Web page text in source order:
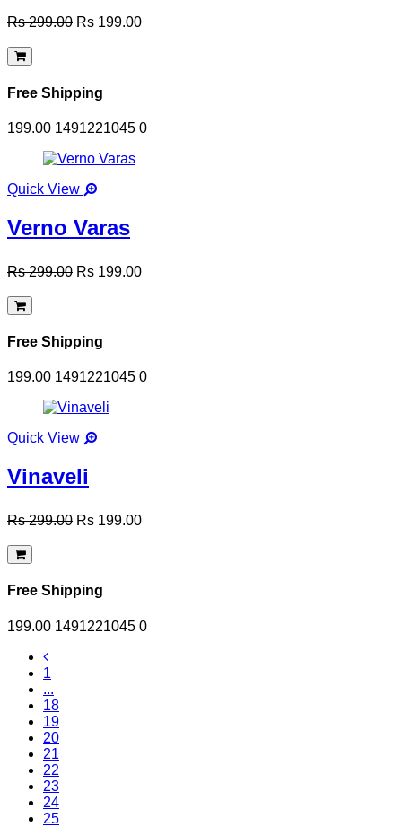
Rs 299.00 Rs 199.00
Free Shipping
199.00 1491221045 0
Quick View
Verno Varas
Rs 299.00 Rs 199.00
Free Shipping
199.00 1491221045 0
Quick View
Vinaveli
Rs 299.00 Rs 199.00
Free Shipping
199.00 1491221045 0
1
...
18
19
20
21
22
23
24
25